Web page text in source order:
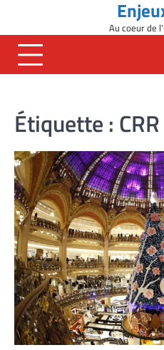
content
Au coeur de
Étiquette : CRR